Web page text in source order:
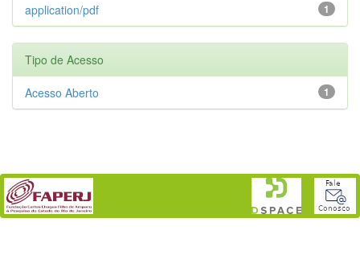
1
application/pdf
Tipo de Acesso
1
Acesso Aberto